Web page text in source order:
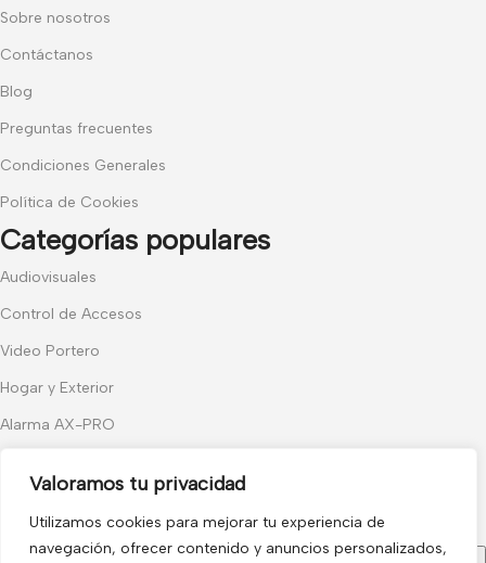
Valoramos tu privacidad
Utilizamos cookies para mejorar tu experiencia de
navegación, ofrecer contenido y anuncios personalizados,
Sobre nosotros
Contáctanos
Blog
Preguntas frecuentes
Condiciones Generales
Política de Cookies
Categorías populares
Audiovisuales
Control de Accesos
Video Portero
Hogar y Exterior
Alarma AX-PRO
Únete a nuestras novedades
Recibe las últimas novedades y promociones.